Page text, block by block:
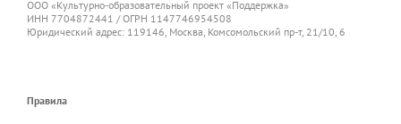
ООО «Культурно-образовательный проект «Поддержка»
ИНН 7704872441 / ОГРН 1147746954508
Юридический адрес: 119146, Москва, Комсомольский пр-т, 21/10, 6
Правила